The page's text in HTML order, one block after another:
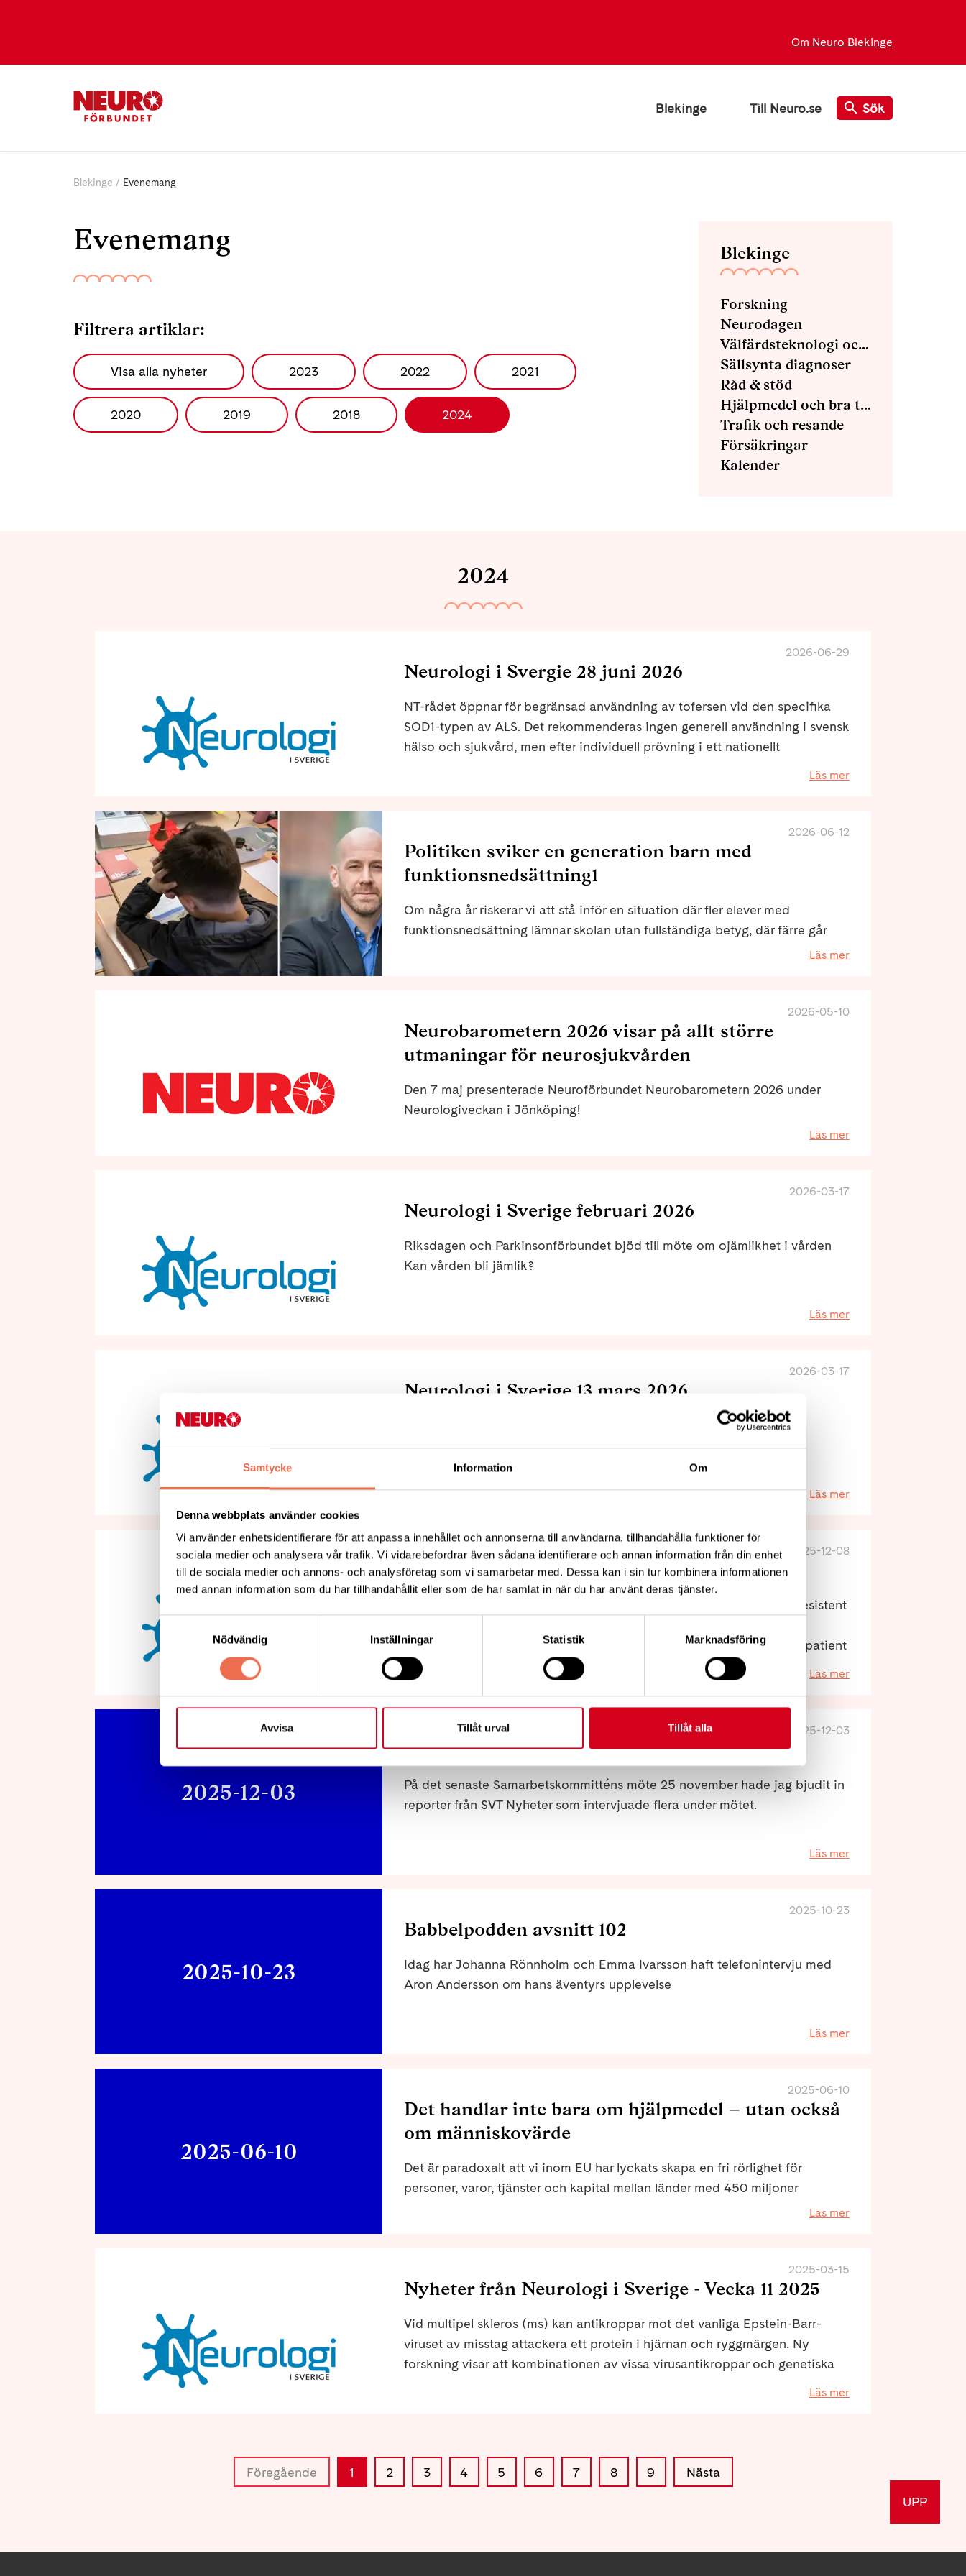
Samtycke Information Om
Denna webbplats använder cookies
Vi använder enhetsidentifierare för att anpassa innehållet och annonserna till användarna, tillhandahålla funktioner för
sociala medier och analysera vår trafik. Vi vidarebefordrar även sådana identifierare och annan information från din enhet
till de sociala medier och annons- och analysföretag som vi samarbetar med. Dessa kan i sin tur kombinera informationen
med annan information som du har tillhandahållit eller som de har samlat in när du har använt deras tjänster.
Samtyckesval
Nödvändig
Inställningar Statistik Marknadsföring
Avvisa Tillåt urval Tillåt alla
Om Neuro Blekinge
Blekinge Till Neuro.se Sök
Blekinge Evenemang
Evenemang
Filtrera artiklar:
Visa alla nyheter 2023 2022 2021
2020 2019 2018 2024
Blekinge
Forskning
Neurodagen
Välfärdsteknologi och E-hälsa
Sällsynta diagnoser
Råd & stöd
Hjälpmedel och bra tips
Trafik och resande
Försäkringar
Kalender
2024
2026-06-29
Neurologi i Svergie 28 juni 2026
NT-rådet öppnar för begränsad användning av tofersen vid den specifika
SOD1-typen av ALS. Det rekommenderas ingen generell användning i svensk
hälso och sjukvård, men efter individuell prövning i ett nationellt
Läs mer
2026-06-12
Politiken sviker en generation barn med
funktionsnedsättning1
Om några år riskerar vi att stå inför en situation där fler elever med
funktionsnedsättning lämnar skolan utan fullständiga betyg, där färre går
vidare till högre studier eller arbete och där utanförskapet ökar. Det skriver
Läs mer
2026-05-10
Neurobarometern 2026 visar på allt större
utmaningar för neurosjukvården
Den 7 maj presenterade Neuroförbundet Neurobarometern 2026 under
Neurologiveckan i Jönköping!
Läs mer
2026-03-17
Neurologi i Sverige februari 2026
Riksdagen och Parkinsonförbundet bjöd till möte om ojämlikhet i vården
Kan vården bli jämlik?
Läs mer
2026-03-17
Neurologi i Sverige 13 mars 2026
Konditionsträning som strokerehab Konditionsträning för att stärka
neuroplasticiteten och förbättra möjligheterna att gå efter en stroke.
Läs mer
2025-12-08
”Pod” varnar för epileptiskt anfall
Det nya öronburna systemet är avsett för patienter med läkemedelsresistent
minuter före ett anfall, vilket kan minska risken för fallolyckor och ge patient
eller anhörig möjlighet att agera
Läs mer
2025-12-03
2025-12-03
Funktionsrätt Blekinge - TV - sändningar
På det senaste Samarbetskommitténs möte 25 november hade jag bjudit in
reporter från SVT Nyheter som intervjuade flera under mötet.
Läs mer
2025-10-23
2025-10-23
Babbelpodden avsnitt 102
Idag har Johanna Rönnholm och Emma Ivarsson haft telefonintervju med
Aron Andersson om hans äventyrs upplevelse
Läs mer
2025-06-10
2025-06-10
Det handlar inte bara om hjälpmedel – utan också
om människovärde
Det är paradoxalt att vi inom EU har lyckats skapa en fri rörlighet för
personer, varor, tjänster och kapital mellan länder med 450 miljoner
Läs mer
2025-03-15
Nyheter från Neurologi i Sverige - Vecka 11 2025
Vid multipel skleros (ms) kan antikroppar mot det vanliga Epstein-Barr-
viruset av misstag attackera ett protein i hjärnan och ryggmärgen. Ny
forskning visar att kombinationen av vissa virusantikroppar och genetiska
Läs mer
Föregående 1 2 3 4 5 6 7 8 9
Nästa
UPP